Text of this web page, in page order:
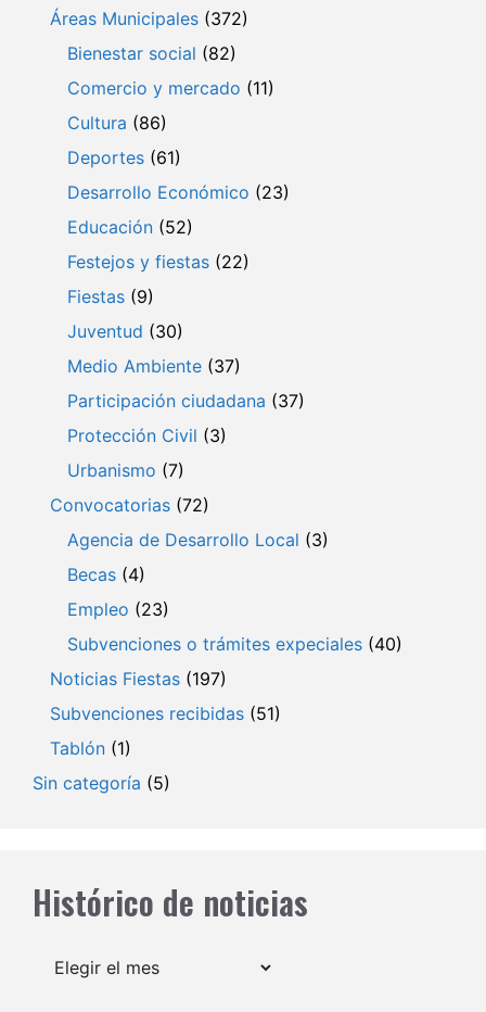
Áreas Municipales (372)
Bienestar social (82)
Comercio y mercado (11)
Cultura (86)
Deportes (61)
Desarrollo Económico (23)
Educación (52)
Festejos y fiestas (22)
Fiestas (9)
Juventud (30)
Medio Ambiente (37)
Participación ciudadana (37)
Protección Civil (3)
Urbanismo (7)
Convocatorias (72)
Agencia de Desarrollo Local (3)
Becas (4)
Empleo (23)
Subvenciones o trámites expeciales (40)
Noticias Fiestas (197)
Subvenciones recibidas (51)
Tablón (1)
Sin categoría (5)
Histórico de noticias
Archivos